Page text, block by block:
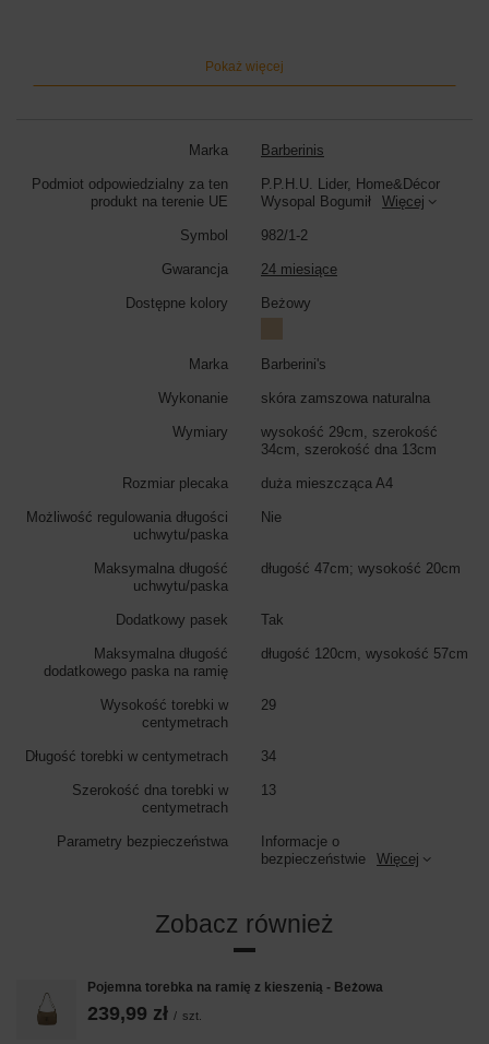
Pokaż więcej
Marka Barberinis
Podmiot odpowiedzialny za ten
produkt na terenie UE
P.P.H.U. Lider, Home&Décor
Wysopal Bogumił
Więcej
Symbol 982/1-2
Gwarancja 24 miesiące
Dostępne kolory Beżowy
Marka Barberini's
Wykonanie skóra zamszowa naturalna
Wymiary
wysokość 29cm, szerokość
34cm, szerokość dna 13cm
Rozmiar plecaka duża mieszcząca A4
Możliwość regulowania długości
uchwytu/paska
Nie
Maksymalna długość
uchwytu/paska
długość 47cm; wysokość 20cm
Dodatkowy pasek Tak
Maksymalna długość
dodatkowego paska na ramię
długość 120cm, wysokość 57cm
Wysokość torebki w
centymetrach
29
Długość torebki w centymetrach 34
Szerokość dna torebki w
centymetrach
13
Parametry bezpieczeństwa
Informacje o
bezpieczeństwie
Więcej
Zobacz również
Pojemna torebka na ramię z kieszenią - Beżowa
239,99 zł / szt.